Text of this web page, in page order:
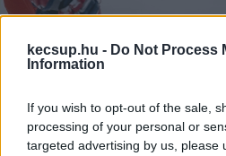
kecsup.hu - Do Not Process
Information
If you wish to opt-out of the sale,
processing of your personal or
targeted advertising by us, please